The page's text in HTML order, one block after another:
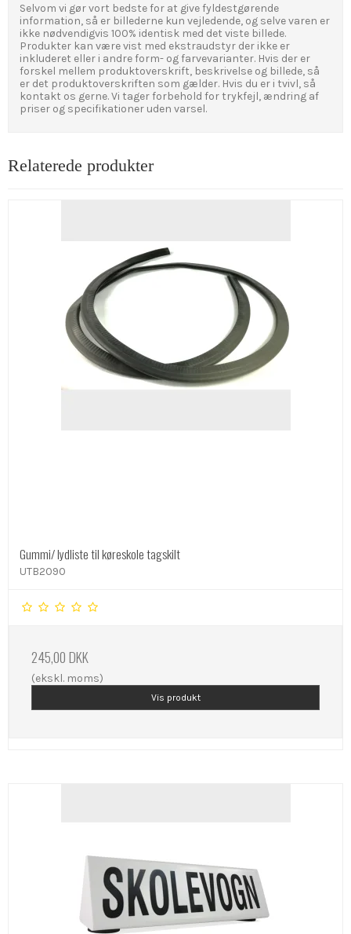
Selvom vi gør vort bedste for at give fyldestgørende
information, så er billederne kun vejledende, og selve varen er
ikke nødvendigvis 100% identisk med det viste billede.
Produkter kan være vist med ekstraudstyr der ikke er
inkluderet eller i andre form- og farvevarianter. Hvis der er
forskel mellem produktoverskrift, beskrivelse og billede, så
er det produktoverskriften som gælder. Hvis du er i tvivl, så
kontakt os gerne. Vi tager forbehold for trykfejl, ændring af
priser og specifikationer uden varsel.
Relaterede produkter
Gummi/ lydliste til køreskole tagskilt
UTB2090
245,00 DKK
(ekskl. moms)
Vis produkt